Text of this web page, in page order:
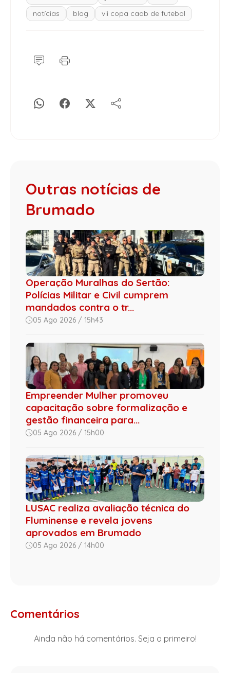
notícias
blog vii copa caab de futebol
Outras notícias de
Brumado
Operação Muralhas do Sertão:
Polícias Militar e Civil cumprem
mandados contra o tr...
05 Ago 2026 / 15h43
Empreender Mulher promoveu
capacitação sobre formalização e
gestão financeira para...
05 Ago 2026 / 15h00
LUSAC realiza avaliação técnica do
Fluminense e revela jovens
aprovados em Brumado
05 Ago 2026 / 14h00
Comentários
Ainda não há comentários. Seja o primeiro!